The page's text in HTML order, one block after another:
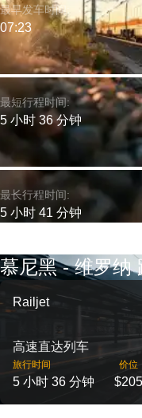
最短行程时间:
5 小时 36 分钟
最早发车时间:
07:23
最长行程时间:
5 小时 41 分钟
慕尼黑 - 维罗纳
Railjet
高速直达列车
旅行时间
5 小时 36 分钟
价位
$205